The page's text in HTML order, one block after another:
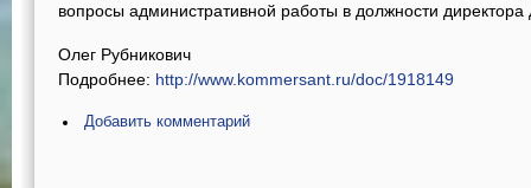
вопросы административной работы в должности директора
Олег Рубникович
Подробнее: http://www.kommersant.ru/doc/1918149
Добавить комментарий